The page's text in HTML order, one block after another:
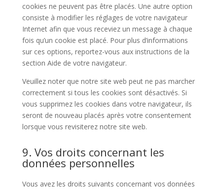
cookies ne peuvent pas être placés. Une autre option
consiste à modifier les réglages de votre navigateur
Internet afin que vous receviez un message à chaque
fois qu’un cookie est placé. Pour plus d’informations
sur ces options, reportez-vous aux instructions de la
section Aide de votre navigateur.
Veuillez noter que notre site web peut ne pas marcher
correctement si tous les cookies sont désactivés. Si
vous supprimez les cookies dans votre navigateur, ils
seront de nouveau placés après votre consentement
lorsque vous revisiterez notre site web.
9. Vos droits concernant les
données personnelles
Vous avez les droits suivants concernant vos données